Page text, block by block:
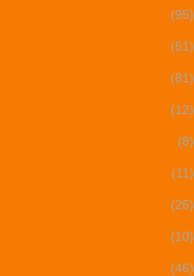
(95)
(51)
(81)
(12)
(8)
(11)
(26)
(10)
(46)